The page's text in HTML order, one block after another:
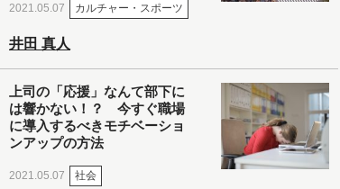
2021.05.07 カルチャー・スポーツ
井田 真人
上司の「応援」なんて部下に
は響かない！？ 今すぐ職場
に導入するべきモチベーショ
ンアップの方法
2021.05.07 社会